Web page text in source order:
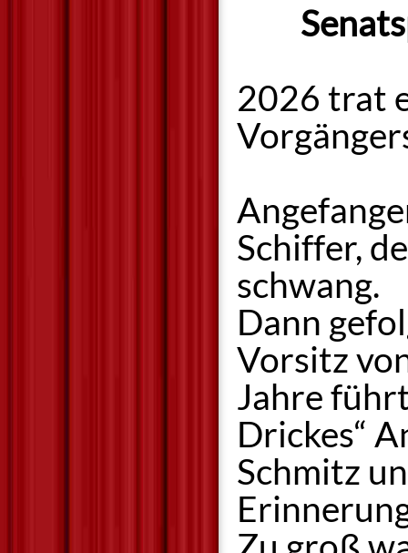
2026 trat
Schiffer,
schwang.
Dann
Vorsitz
Jahre
Drickes“
Schmitz